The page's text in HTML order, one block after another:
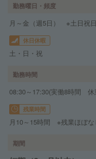
勤務曜日・頻度
月～金（週5日） ※土日祝
休日休暇
土・日・祝
勤務時間
08:30～17:30(実働8時間 休
残業時間
月10～15時間 ※残業ほぼな
期間